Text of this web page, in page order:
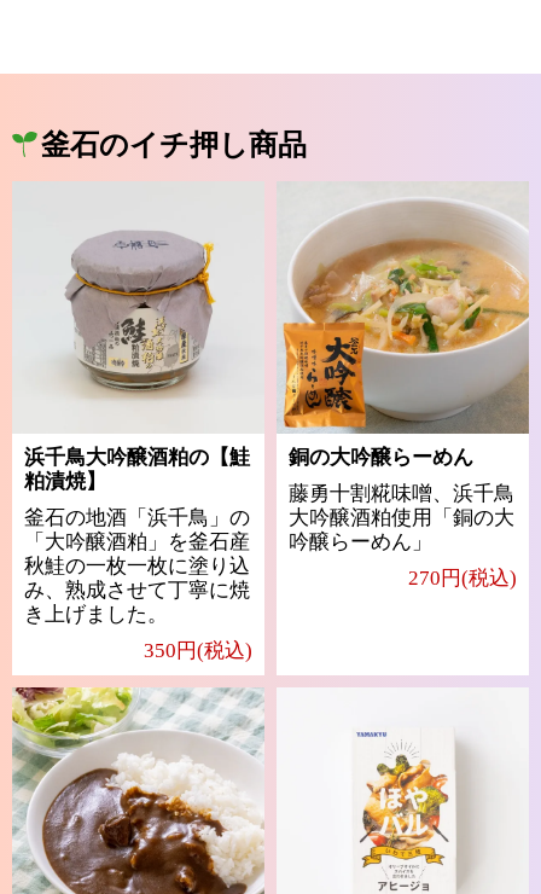
釜石のイチ押し商品
浜千鳥大吟醸酒粕の【鮭
粕漬焼】
釜石の地酒「浜千鳥」の
「大吟醸酒粕」を釜石産
秋鮭の一枚一枚に塗り込
み、熟成させて丁寧に焼
き上げました。
350円(税込)
銅の大吟醸らーめん
藤勇十割糀味噌、浜千鳥
大吟醸酒粕使用「銅の大
吟醸らーめん」
270円(税込)